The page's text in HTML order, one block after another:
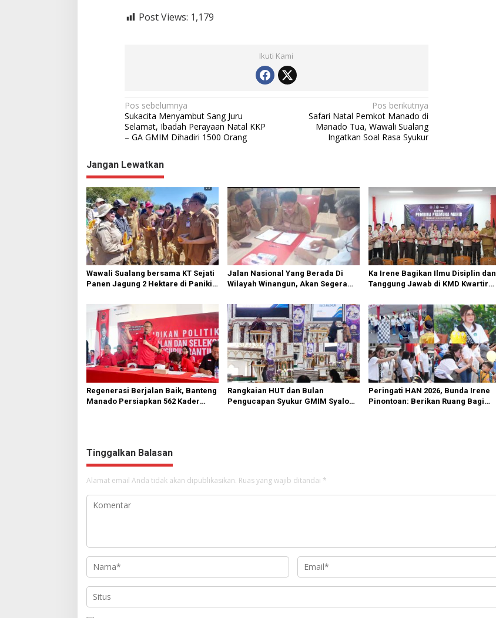
Post Views: 1,179
Ikuti Kami
N
a
v
g
a
s
i
p
o
s
Pos sebelumnya
Sukacita Menyambut Sang Juru
Selamat, Ibadah Perayaan Natal KKP
– GA GMIM Dihadiri 1500 Orang
Pos berikutnya
Safari Natal Pemkot Manado di
Manado Tua, Wawali Sualang
Ingatkan Soal Rasa Syukur
Jangan Lewatkan
Wawali Sualang bersama KT Sejati
Panen Jagung 2 Hektare di Paniki
Jalan Nasional Yang Berada Di
Wilayah Winangun, Akan Segera
Ka Irene Bagikan Ilmu Disiplin dan
Tanggung Jawab di KMD Kwartir
Regenerasi Berjalan Baik, Banteng
Manado Persiapkan 562 Kader
Rangkaian HUT dan Bulan
Pengucapan Syukur GMIM Syalom
Peringati HAN 2026, Bunda Irene
Pinontoan: Berikan Ruang Bagi
Tinggalkan Balasan
Alamat email Anda tidak akan dipublikasikan. Ruas yang wajib ditandai *